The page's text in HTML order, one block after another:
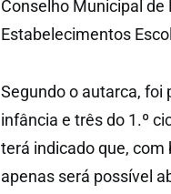
Conselho Municipal de
Estabelecimentos
Segundo o autarca, foi
infância e três do 1.º
terá indicado que,
apenas será possível